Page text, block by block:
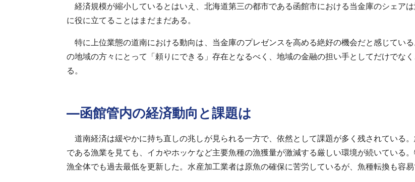
経済規模が縮小しているとはいえ、北海道第三の都市である函館市における当金庫のシェア
に役に立てることはまだまだある。
特に上位業態の道南における動向は、当金庫のプレゼンスを高める絶好の機会だと感じてい
の地域の方々にとって「頼りにできる」存在となるべく、地域の金融の担い手としてだけでな
る。
―函館管内の経済動向と課題は
道南経済は緩やかに持ち直しの兆しが見られる一方で、依然として課題が多く残されている
である漁業を見ても、イカやホッケなど主要魚種の漁獲量が激減する厳しい環境が続いている
漁全体でも過去最低を更新した。水産加工業者は原魚の確保に苦労しているが、魚種転換も容